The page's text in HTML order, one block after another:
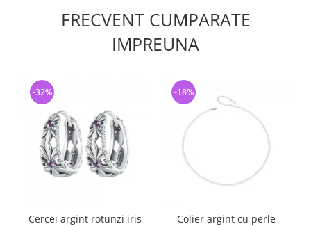
FRECVENT CUMPARATE
IMPREUNA
Cercei argint rotunzi iris
-32%
Colier argint cu perle
-18%